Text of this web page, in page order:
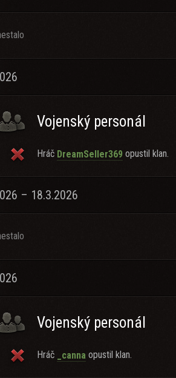
Vojenský personál
Hráč DreamSeller369 opustil klan.
– 18.3.2026
Vojenský personál
Hráč _canna opustil klan.